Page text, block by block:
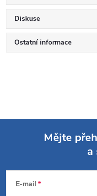
Diskuse
Ostatní informace
Mějte
a
E-mail